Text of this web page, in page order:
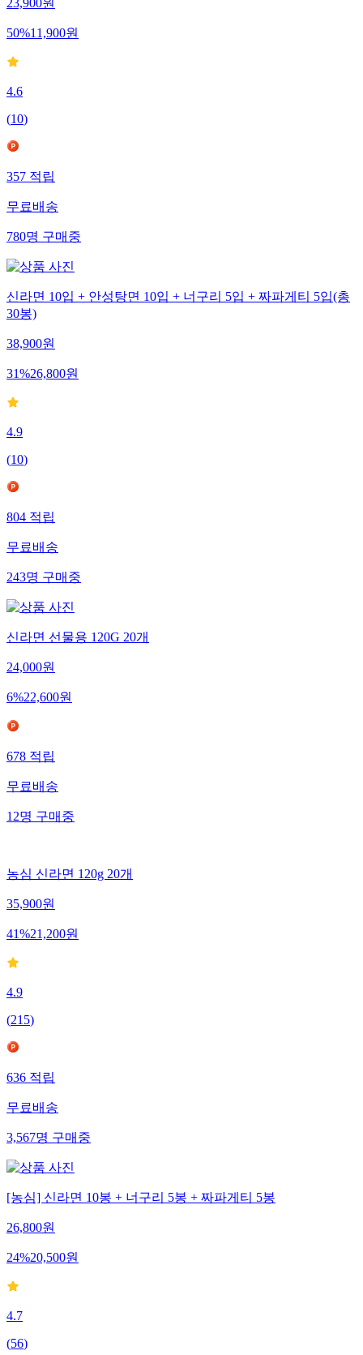
23,900원
50%11,900원
4.6
(10)
357 적립
무료배송
780명 구매중
신라면 10입 + 안성탕면 10입 + 너구리 5입 + 짜파게티 5입(총
30봉)
38,900원
31%26,800원
4.9
(10)
804 적립
무료배송
243명 구매중
신라면 선물용 120G 20개
24,000원
6%22,600원
678 적립
무료배송
12명 구매중
농심 신라면 120g 20개
35,900원
41%21,200원
4.9
(215)
636 적립
무료배송
3,567명 구매중
[농심] 신라면 10봉 + 너구리 5봉 + 짜파게티 5봉
26,800원
24%20,500원
4.7
(56)